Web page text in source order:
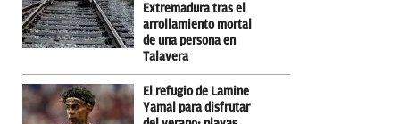
Extremadura tras el
arrollamiento mortal
de una persona en
Talavera
El refugio de Lamine
Yamal para disfrutar